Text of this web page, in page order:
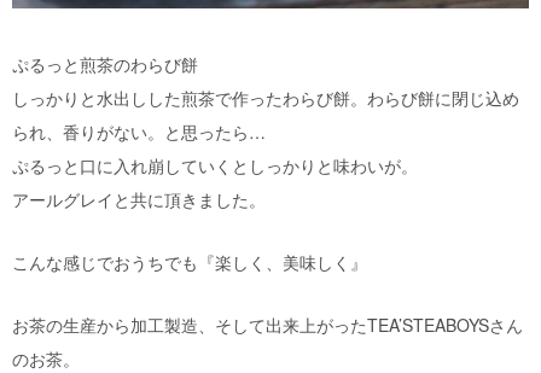
ぷるっと煎茶のわらび餅
しっかりと水出しした煎茶で作ったわらび餅。わらび餅に閉じ込め
られ、香りがない。と思ったら…
ぷるっと口に入れ崩していくとしっかりと味わいが。
アールグレイと共に頂きました。
こんな感じでおうちでも『楽しく、美味しく』
お茶の生産から加工製造、そして出来上がったTEA’STEABOYSさん
のお茶。